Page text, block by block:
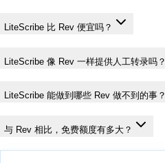
LiteScribe 比 Rev 便宜吗？
LiteScribe 像 Rev 一样提供人工转录吗？
LiteScribe 能做到哪些 Rev 做不到的事？
与 Rev 相比，免费额度有多大？